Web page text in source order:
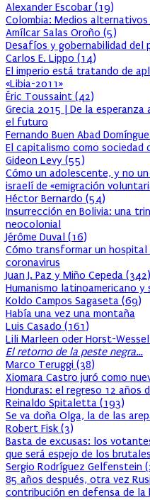
Alexander Escobar (19)
Colombia: Medios
Amílcar Salas Oroño (5)
Desafíos y gobernabilidad del
Carlos E. Lippo (14)
El imperio está tratando de
«Libia-2011»
Éric Toussaint (42)
Grecia 2015 | De la
el futuro
Fernando Buen Abad
El capitalismo como sociedad
Gideon Levy (55)
Cómo un adolescente, y no
israelí de «emigración
Héctor Bernardo (54)
Insurrección en Bolivia: una
neocolonial
Jérôme Duval (16)
Cómo transformar un
coronavirus
Juan J. Paz y Miño Cepeda (342)
Humanismo latinoamericano y
Koldo Campos Sagaseta (69)
Había una vez una montaña
Luis Casado (161)
Lili Marleen oder Horst-
El retorno de la peste negra…
Marco Teruggi (38)
Xiomara Castro juró como
Honduras: el regreso 12 años
Reinaldo Spitaletta (193)
Se va doña Olga, la de las
Robert Fisk (3)
Basta de excusas: los
que será espejo de los
Sergio Rodríguez Gelfenstein (
85 años después, otra vez
contribución en defensa de la